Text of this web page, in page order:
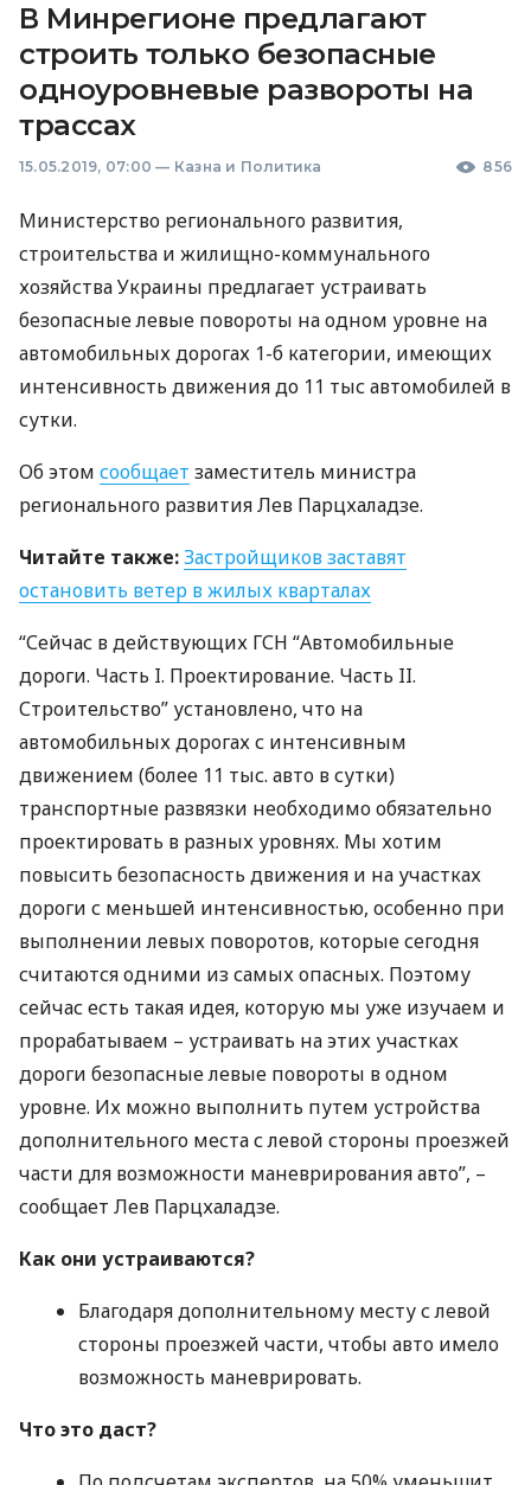
В Минрегионе предлагают
строить только безопасные
одноуровневые развороты на
трассах
15.05.2019, 07:00 — Казна и Политика 856
Министерство регионального развития,
строительства и жилищно-коммунального
хозяйства Украины предлагает устраивать
безопасные левые повороты на одном уровне на
автомобильных дорогах 1-б категории, имеющих
интенсивность движения до 11 тыс автомобилей в
сутки.
Об этом сообщает заместитель министра
регионального развития Лев Парцхаладзе.
Читайте также:Застройщиков заставят
остановить ветер в жилых кварталах
“Сейчас в действующих ГСН “Автомобильные
дороги. Часть I. Проектирование. Часть II.
Строительство” установлено, что на
автомобильных дорогах с интенсивным
движением (более 11 тыс. авто в сутки)
транспортные развязки необходимо обязательно
проектировать в разных уровнях. Мы хотим
повысить безопасность движения и на участках
дороги с меньшей интенсивностью, особенно при
выполнении левых поворотов, которые сегодня
считаются одними из самых опасных. Поэтому
сейчас есть такая идея, которую мы уже изучаем и
прорабатываем – устраивать на этих участках
дороги безопасные левые повороты в одном
уровне. Их можно выполнить путем устройства
дополнительного места с левой стороны проезжей
части для возможности маневрирования авто”, –
сообщает Лев Парцхаладзе.
Как они устраиваются?
Благодаря дополнительному месту с левой
стороны проезжей части, чтобы авто имело
возможность маневрировать.
Что это даст?